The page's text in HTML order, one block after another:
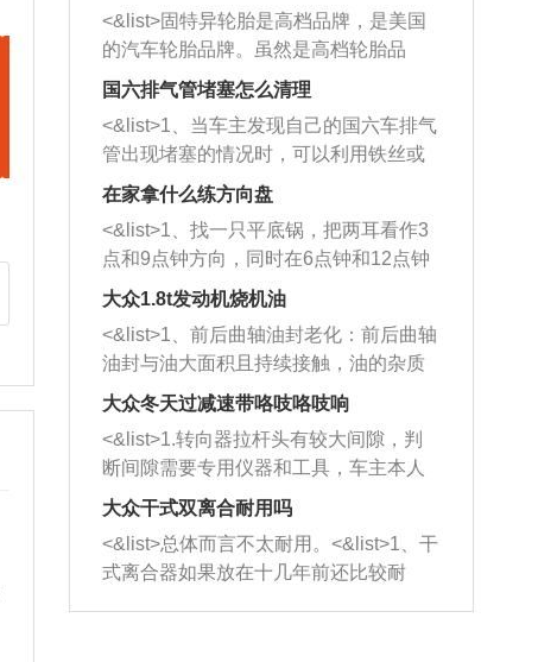
<&list>固特异轮胎是高档品牌，是美国
的汽车轮胎品牌。虽然是高档轮胎品
牌，但是中高低端的轮胎都有生产，这
也是为了更好的开拓市场。
国六排气管堵塞怎么清理
<&list>1、当车主发现自己的国六车排气
管出现堵塞的情况时，可以利用铁丝或
者是细棍，直接将杂物给取出来，如果
堵塞情况比较严重，也可以采取应急措
施。 <&list>2、直接利用木棍将所有的
杂物推到排气管里面的位置处，然后将
三元催化器拆解开，就可以将堵塞的东
西取出来。但如果是因为积碳过多引起
的堵塞，就需要将三元催化器泡在草酸
洗剂对堵塞的情况得到解决，将清洗剂
放在燃油箱中，与燃油混合后，车辆启
动时，就可以和汽油一起进入到燃烧
室，最后形成废气排出，就可以让三元
催化器得到清洗，排气管堵塞的情况就
能够得到解决。
在家拿什么练方向盘
<&list>1、找一只平底锅，把两耳看作3
点和9点钟方向，同时在6点钟和12点钟
方向做一个标记。 <&list>2、双手握住
一圈半的练习，往右同样也要打相同的
圈数。 <&list>3、最后强调要反复练
习，这样就可以形成肌肉记忆，在真实
驾驶车辆时，不需要记忆也能打好方
向。
大众1.8t发动机烧机油
<&list>1、前后曲轴油封老化：前后曲轴
油封与油大面积且持续接触，油的杂质
和发动机内持续温度变化使其密封效果
逐渐减弱，导致渗油或漏油。<&list>2、
活塞间隙过大：积碳会使活塞环与缸体
的间隙扩大，导致机油流入燃烧室中，
造成烧机油。<&list>3、机油粘度。使用
机油粘度过小的话，同样会有烧机油现
象，机油粘度过小具有很好的流动性，
大众冬天过减速带咯吱咯吱响
<&list>1.转向器拉杆头有较大间隙，判
断间隙需要专用仪器和工具，车主本人
无法制作，需要将车辆送到修理厂或4s
店；<&list>2.车辆半轴套管防尘罩破
裂，破裂后会出现漏油现象，使半轴磨
损严重，磨损的半轴容易损坏，产生异
响；<&list>3.稳定器的转向胶套和球头
大众干式双离合耐用吗
<&list>总体而言不太耐用。<&list>1、干
式离合器如果放在十几年前还比较耐